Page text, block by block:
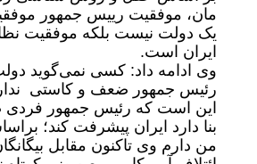
مان، موفقیت رییس جمهور
یک دولت نیست بلکه موفقیت
ایران است.
وی ادامه داد: کسی نمی‌گوید
رئیس جمهور ضعف و کاستی
این است که رئیس جمهور
بنا دارد ایران پیشرفت کند؛
من دارم وی تاکنون مقابل